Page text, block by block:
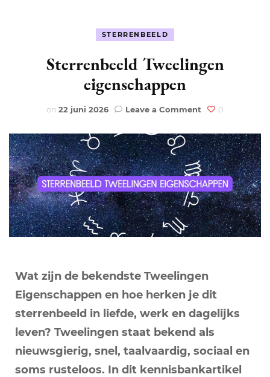
STERRENBEELD
Sterrenbeeld Tweelingen
eigenschappen
on 22 juni 2026 Leave a Comment on
Tweelingen
eigenschappen
0
Wat zijn de bekendste Tweelingen
Eigenschappen en hoe herken je dit
sterrenbeeld in liefde, werk en dagelijks
leven? Tweelingen staat bekend als
nieuwsgierig, snel, taalvaardig, sociaal en
soms rusteloos. In dit kennisbankartikel